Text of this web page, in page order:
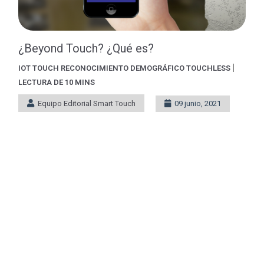
¿Beyond Touch? ¿Qué es?
IOT TOUCH RECONOCIMIENTO DEMOGRÁFICO TOUCHLESS |
LECTURA DE 10 MINS
Equipo Editorial Smart Touch 09 junio, 2021